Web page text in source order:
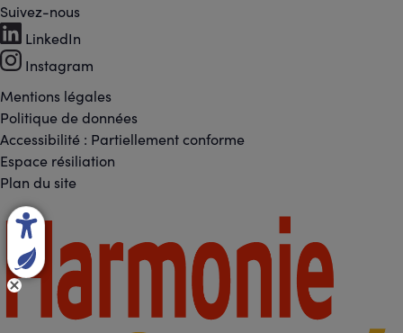
Footer
-
Réseaux
sociaux
Suivez-nous
LinkedIn
Instagram
Footer
-
Liens
légaux
Mentions légales
Politique de données
Accessibilité : Partiellement conforme
Espace résiliation
Plan du site
Footer
-
Partenaires